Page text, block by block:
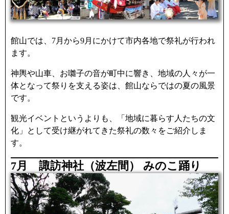
館山では、7月から9月にかけて市内各地で祭礼が行われ
ます。
神輿や山車、お囃子の音が町中に響き、地域の人々が一
体となって祭りを支える姿は、館山ならではの夏の風景
です。
観光イベントというよりも、「地域に暮らす人たちの文
化」として受け継がれてきた祭礼の数々をご紹介しま
す。
7月 諏訪神社（波左間） みのこ踊り